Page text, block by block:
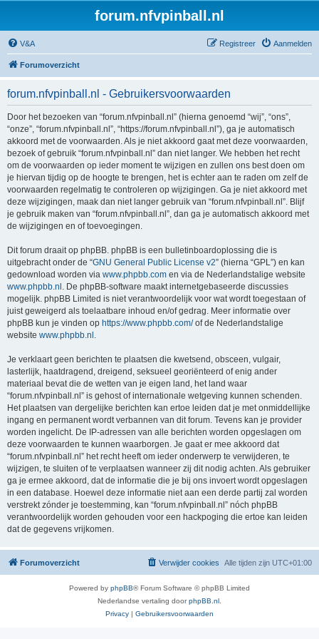
forum.nfvpinball.nl
V&A Aanmelden
Registreer
Forumoverzicht
forum.nfvpinball.nl - Gebruikersvoorwaarden
Door het bezoeken van “forum.nfvpinball.nl” (hierna genoemd “wij”, “ons”,
“onze”, “forum.nfvpinball.nl”, “https://forum.nfvpinball.nl”), ga je automatisch
akkoord met de voorwaarden. Als je niet akkoord gaat met deze voorwaarden,
bezoek of gebruik “forum.nfvpinball.nl” dan niet langer. We hebben het recht
om de voorwaarden op ieder moment te wijzigen en zullen ons best doen om
je hiervan tijdig op de hoogte te brengen, het is echter aan te raden om zelf de
voorwaarden regelmatig te controleren op wijzigingen. Ga je niet akkoord met
deze wijzigingen, maak dan niet langer gebruik van “forum.nfvpinball.nl”. Blijf
je gebruik maken van “forum.nfvpinball.nl”, dan ga je automatisch akkoord met
de wijzigingen en of toevoegingen.
Dit forum draait op phpBB. phpBB is een bulletinboardoplossing die is
uitgebracht onder de “GNU General Public License v2” (hierna “GPL”) en kan
gedownload worden via www.phpbb.com en via de Nederlandstalige website
www.phpbb.nl . De phpBB-software maakt internetgebaseerde discussies
mogelijk. phpBB Limited is niet verantwoordelijk voor wat wordt toegestaan of
juist geweigerd als toelaatbare inhoud en/of gedrag. Meer informatie over
phpBB kun je vinden op https://www.phpbb.com/of de Nederlandstalige
website www.phpbb.nl .
Je verklaart geen berichten te plaatsen die kwetsend, obsceen, vulgair,
lasterlijk, haatdragend, dreigend, seksueel georiënteerd of enig ander
materiaal bevat die de wetten van je eigen land, het land waar
“forum.nfvpinball.nl” is gehost of internationale wetgeving kunnen schenden.
Het plaatsen van dergelijke berichten kan ertoe leiden dat je met onmiddellijke
ingang en permanent wordt verbannen van dit forum. Tevens kan je provider
worden ingelicht. De IP-adressen van alle berichten worden opgeslagen om
deze voorwaarden te kunnen waarborgen. Je gaat er mee akkoord dat
“forum.nfvpinball.nl” het recht heeft om ieder onderwerp te verwijderen, te
wijzigen, te sluiten of te verplaatsen wanneer zij dit nodig achten. Als gebruiker
ga je ermee akkoord, dat de informatie die je bij ons invoert wordt opgeslagen
in een database. Hoewel deze informatie niet aan een derde partij zal worden
verstrekt zónder je toestemming, kan “forum.nfvpinball.nl” nóch phpBB
verantwoordelijk worden gehouden voor een hackpoging die ertoe kan leiden
dat de gegevens vrijkomen.
Forumoverzicht Alle tijden zijn UTC+01:00
Verwijder cookies
Powered by phpBB® Forum Software © phpBB Limited
Nederlandse vertaling doorphpBB.nl
Privacy | Gebruikersvoorwaarden